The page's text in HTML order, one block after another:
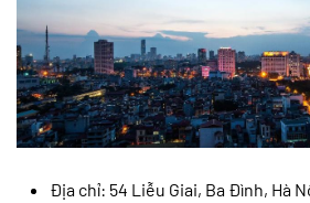
Địa chỉ: 54 Liễu Giai, Ba Đình, Hà